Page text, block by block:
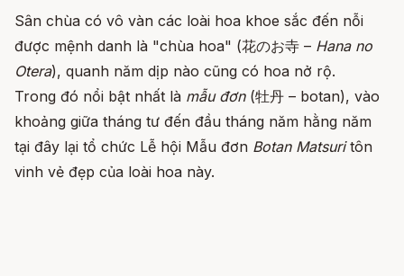
Sân chùa có vô vàn các loài hoa khoe sắc đến nỗi
được mệnh danh là "chùa hoa" (花のお寺 – Hana no
Otera), quanh năm dịp nào cũng có hoa nở rộ.
Trong đó nổi bật nhất là mẫu đơn(牡丹 – botan), vào
khoảng giữa tháng tư đến đầu tháng năm hằng năm
tại đây lại tổ chức Lễ hội Mẫu đơn Botan Matsuritôn
vinh vẻ đẹp của loài hoa này.